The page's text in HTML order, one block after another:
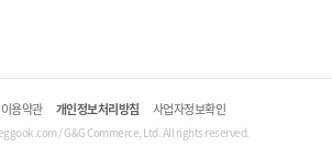
이용약관 개인정보처리방침 사업자정보확인
/ G&G Commerce, Ltd. All rights reserved.